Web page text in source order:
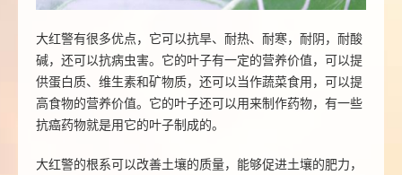
大红警有很多优点，它可以抗旱、耐热、耐寒，耐阴，耐酸
碱，还可以抗病虫害。它的叶子有一定的营养价值，可以提
供蛋白质、维生素和矿物质，还可以当作蔬菜食用，可以提
高食物的营养价值。它的叶子还可以用来制作药物，有一些
抗癌药物就是用它的叶子制成的。
大红警的根系可以改善土壤的质量，能够促进土壤的肥力，